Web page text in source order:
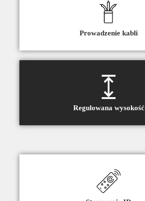
Prowadzenie kabli
Regulowana wysokość